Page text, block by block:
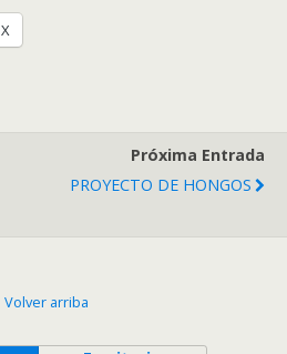
X
Próxima Entrada
PROYECTO DE HONGOS
Volver arriba